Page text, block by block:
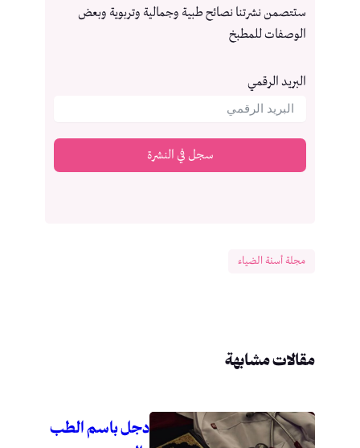
ستتصمن نشرتنا نصائح طبية وجمالية وتربوية وبعض
الوصفات للمطبخ
البريد الرقمي
سجل في النشرة
مجلة أسنة الضياء
مقالات مشابهة
دجل باسم الطب